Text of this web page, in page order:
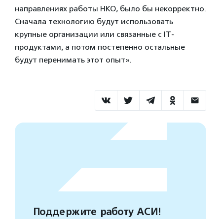
направлениях работы НКО, было бы некорректно.
Сначала технологию будут использовать
крупные организации или связанные с IT-
продуктами, а потом постепенно остальные
будут перенимать этот опыт».
Поддержите работу АСИ!